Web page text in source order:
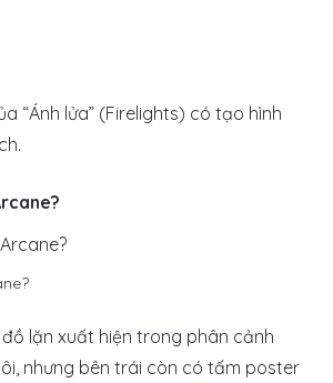
“Ánh lửa” (Firelights) có tạo hình
lặn xuất hiện trong phân cảnh
nhưng bên trái còn có tấm poster